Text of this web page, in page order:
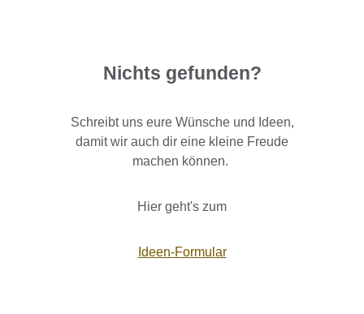
Nichts gefunden?
Schreibt uns eure Wünsche und Ideen,
damit wir auch dir eine kleine Freude
machen können.
Hier geht's zum
Ideen-Formular